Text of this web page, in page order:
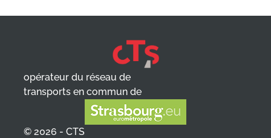
opérateur du réseau de
transports en commun de
© 2026 - CTS